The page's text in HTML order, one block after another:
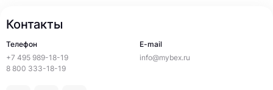
Контакты
Телефон
+7 495 989-18-19
8 800 333-18-19
E-mail
info@mybex.ru